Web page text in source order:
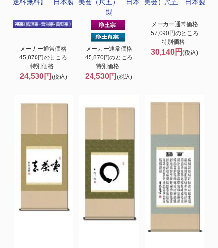
送料無料】 日本製
メーカー通常価格
45,870円のところ
特別価格
24,530円 (税込)
美会（尺五） 日本
製
メーカー通常価格
45,870円のところ
特別価格
24,530円(税込)
美会）尺五 日本製
メーカー通常価格
57,090円のところ
特別価格
30,140円(税込)